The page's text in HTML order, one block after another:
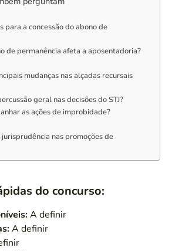
para a concessão do abono de
de permanência afeta a aposentadoria?
mudanças nas alçadas recursais
geral nas decisões do STJ?
as ações de improbidade?
nas promoções de
do concurso:
A definir
A definir